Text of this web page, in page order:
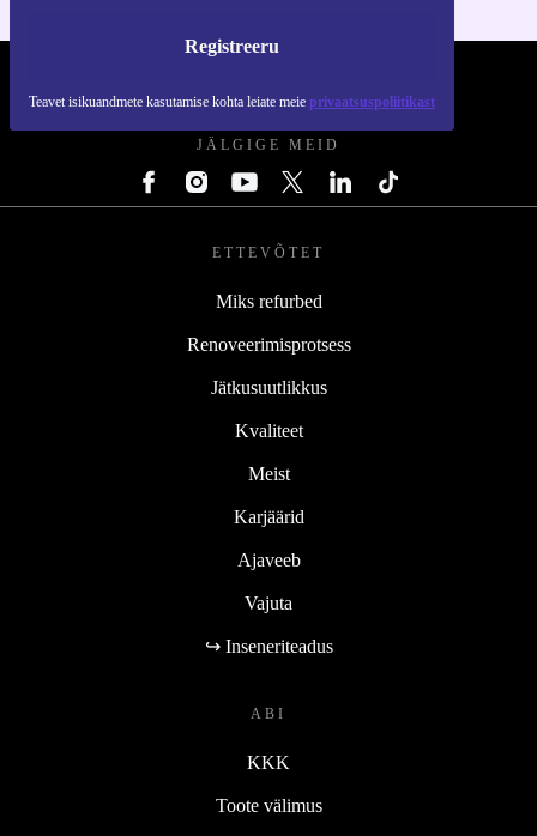
Registreeru
Teavet isikuandmete kasutamise kohta leiate meie privaatsuspoliitikast
JÄLGIGE MEID
ETTEVÕTET
Miks refurbed
Renoveerimisprotsess
Jätkusuutlikkus
Kvaliteet
Meist
Karjäärid
Ajaveeb
Vajuta
↪ Inseneriteadus
ABI
KKK
Toote välimus